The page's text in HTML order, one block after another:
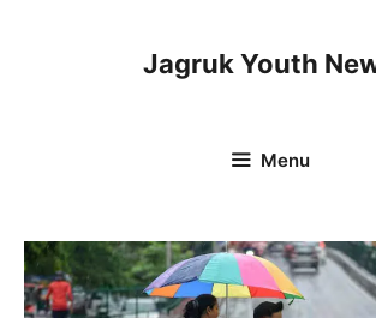
Jagruk Youth
Menu